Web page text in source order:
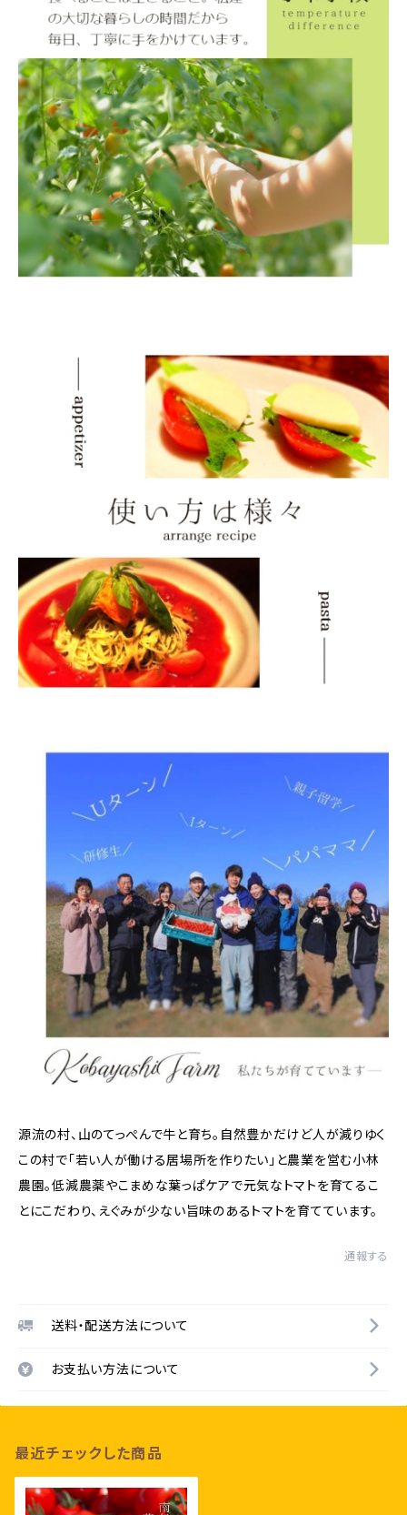
源流の村、山のてっぺんで牛と育ち。自然豊かだけど人が減りゆく
この村で「若い人が働ける居場所を作りたい」と農業を営む小林
農園。低減農薬やこまめな葉っぱケアで元気なトマトを育てるこ
とにこだわり、えぐみが少ない旨味のあるトマトを育てています。
通報する
送料・配送方法について
お支払い方法について
最近チェックした商品